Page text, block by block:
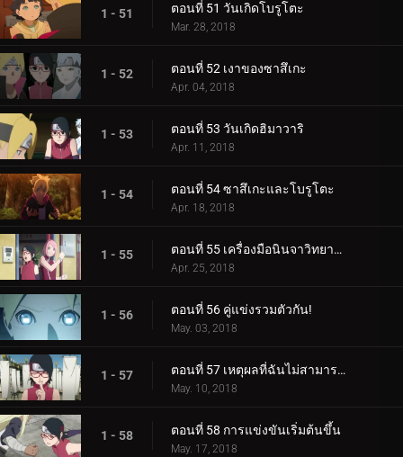
1 - 51 ตอนที่ 51 วันเกิดโบรูโตะ
Mar. 28, 2018
1 - 52 ตอนที่ 52 เงาของซาสึเกะ
Apr. 04, 2018
1 - 53 ตอนที่ 53 วันเกิดฮิมาวาริ
Apr. 11, 2018
1 - 54 ตอนที่ 54 ซาสึเกะและโบรูโตะ
Apr. 18, 2018
1 - 55 ตอนที่ 55 เครื่องมือนินจาวิทยาศาสตร์
Apr. 25, 2018
1 - 56 ตอนที่ 56 คู่แข่งรวมตัวกัน!
May. 03, 2018
1 - 57 ตอนที่ 57 เหตุผลที่ฉันไม่สามารถสูญเสีย
May. 10, 2018
1 - 58 ตอนที่ 58 การแข่งขันเริ่มต้นขึ้น
May. 17, 2018